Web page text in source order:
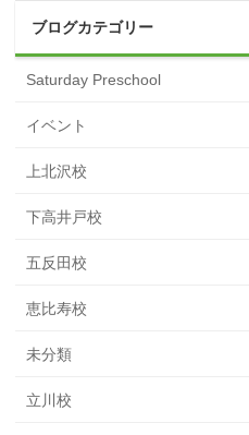
ブログカテゴリー
Saturday Preschool
イベント
上北沢校
下高井戸校
五反田校
恵比寿校
未分類
立川校